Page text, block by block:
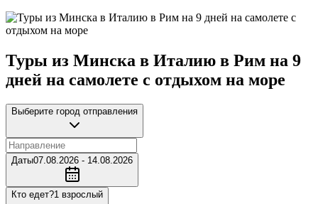
Туры из Минска в Италию в Рим на 9
дней на самолете с отдыхом на море
Выберите город отправления
Даты07.08.2026 - 14.08.2026
Кто едет?1 взрослый